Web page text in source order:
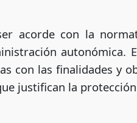
acorde con la
autonómica.
con las finalidades y
justifican la